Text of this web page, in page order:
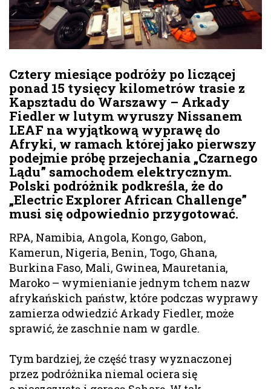
Cztery miesiące podróży po liczącej
ponad 15 tysięcy kilometrów trasie z
Kapsztadu do Warszawy – Arkady
Fiedler w lutym wyruszy Nissanem
LEAF na wyjątkową wyprawę do
Afryki, w ramach której jako pierwszy
podejmie próbę przejechania „Czarnego
Lądu” samochodem elektrycznym.
Polski podróżnik podkreśla, że do
„Electric Explorer African Challenge”
musi się odpowiednio przygotować.
RPA, Namibia, Angola, Kongo, Gabon,
Kamerun, Nigeria, Benin, Togo, Ghana,
Burkina Faso, Mali, Gwinea, Mauretania,
Maroko – wymienianie jednym tchem nazw
afrykańskich państw, które podczas wyprawy
zamierza odwiedzić Arkady Fiedler, może
sprawić, że zaschnie nam w gardle.
Tym bardziej, że część trasy wyznaczonej
przez podróżnika niemal ociera się